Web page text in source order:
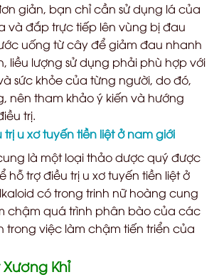
giản, bạn chỉ cần sử dụng lá của
và đắp trực tiếp lên vùng bị đau
uống từ cây để giảm đau nhanh
liều lượng sử dụng phải phù hợp với
sức khỏe của từng người, do đó,
nên tham khảo ý kiến và hướng
trị.
trị u xơ tuyến tiền liệt ở nam giới
là một loại thảo dược quý được
hỗ trợ điều trị u xơ tuyến tiền liệt ở
có trong trinh nữ hoàng cung
chậm quá trình phân bào của các
trong việc làm chậm tiến triển của
Khỉ